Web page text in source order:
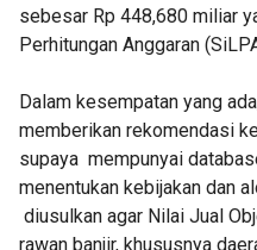
sebesar Rp 448,680 miliar
Perhitungan Anggaran
Dalam kesempatan yang
memberikan rekomendasi
supaya mempunyai
menentukan kebijakan dan
diusulkan agar Nilai Jual
rawan banjir, khususnya